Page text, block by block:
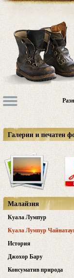
Галерии и печатен
Малайзия
Куала Лумпур
Куала Лумпур
История
Джохор Бару
Консуматив природа